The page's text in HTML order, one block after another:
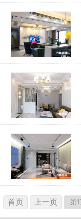
首页 上一页